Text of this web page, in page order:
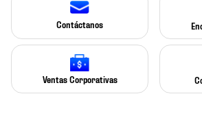
Contáctanos
Ventas Corporativas